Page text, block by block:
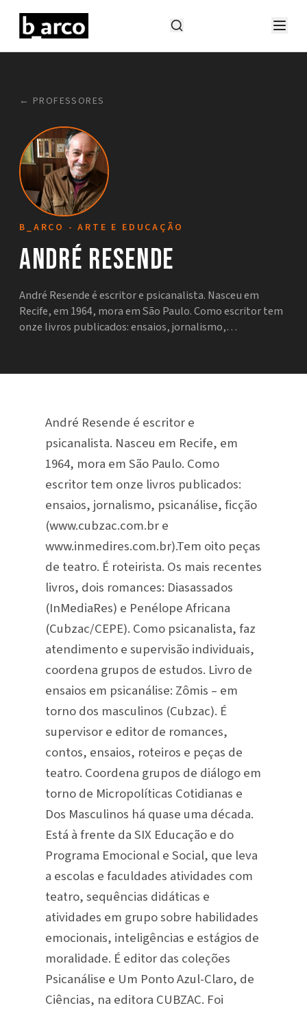
← PROFESSORES
B_ARCO - ARTE E EDUCAÇÃO
André Resende
André Resende é escritor e psicanalista. Nasceu em
Recife, em 1964, mora em São Paulo. Como escritor tem
onze livros publicados: ensaios, jornalismo,…
André Resende é escritor e
psicanalista. Nasceu em Recife, em
1964, mora em São Paulo. Como
escritor tem onze livros publicados:
ensaios, jornalismo, psicanálise, ficção
(www.cubzac.com.br e
www.inmedires.com.br).Tem oito peças
de teatro. É roteirista. Os mais recentes
livros, dois romances: Diasassados
(InMediaRes) e Penélope Africana
(Cubzac/CEPE). Como psicanalista, faz
atendimento e supervisão individuais,
coordena grupos de estudos. Livro de
ensaios em psicanálise: Zômis – em
torno dos masculinos (Cubzac). É
supervisor e editor de romances,
contos, ensaios, roteiros e peças de
teatro. Coordena grupos de diálogo em
torno de Micropolíticas Cotidianas e
Dos Masculinos há quase uma década.
Está à frente da SIX Educação e do
Programa Emocional e Social, que leva
a escolas e faculdades atividades com
teatro, sequências didáticas e
atividades em grupo sobre habilidades
emocionais, inteligências e estágios de
moralidade. É editor das coleções
Psicanálise e Um Ponto Azul-Claro, de
Ciências, na editora CUBZAC. Foi